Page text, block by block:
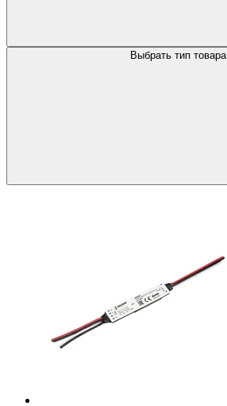
Выбрать тип товара